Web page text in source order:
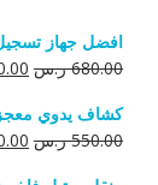
افضل جهاز تسجيل صوت
680.00 ر.س
هو:
كشاف يدوي
550.00 ر.س